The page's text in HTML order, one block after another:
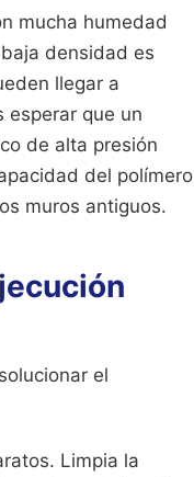
mucha humedad
densidad es
llegar a
esperar que un
de alta presión
del polímero
muros antiguos.
el
Limpia la